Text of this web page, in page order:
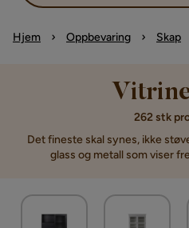
Hjem Oppbevaring Skap
262 stk
Det fineste skal synes, ikke
glass og metall som viser